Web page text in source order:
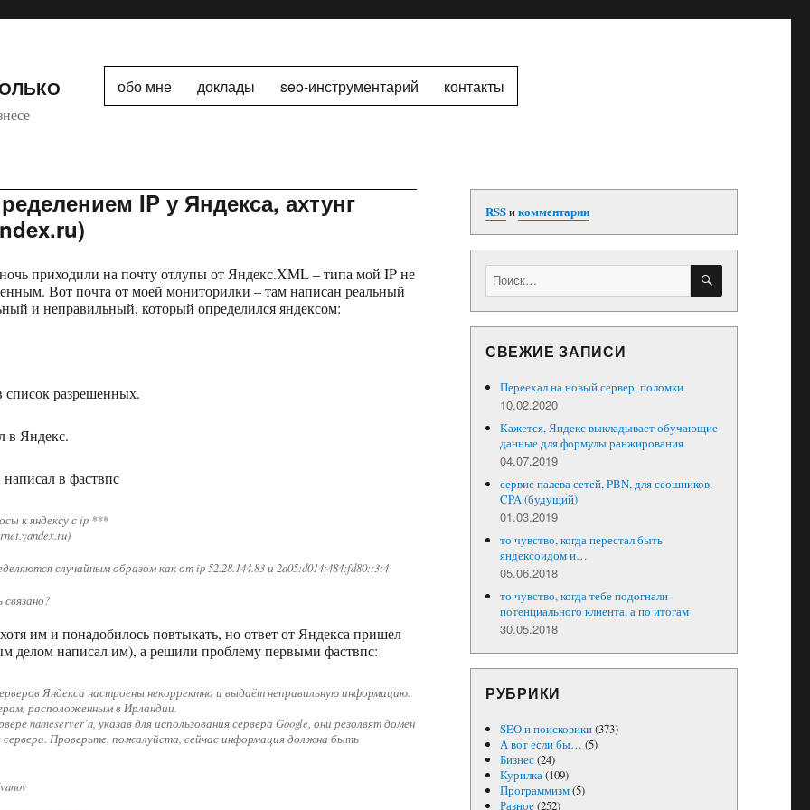
обо мне доклады seo-инструментарий контакты
IP у Яндекса, ахтунг
приходили на почту отлупы от Яндекс.XML – типа мой IP не
Вот почта от моей мониторилки – там написан реальный
и неправильный, который определился яндексом:
список разрешенных.
в Яндекс.
в фаствпс
к яндексу с ip ***
случайным образом как от ip 52.28.144.83 и 2a05:d014:484:fd80::3:4
им и понадобилось повтыкать, но ответ от Яндекса пришел
делом написал им), а решили проблему первыми фаствпс:
Яндекса настроены некорректно и выдаёт неправильную информацию.
расположенным в Ирландии.
nameserver’a, указав для использования сервера Google, они резолвят домен
сервера. Проверьте, пожалуйста, сейчас информация должна быть
RSSикомментарии
Искать: ПОИСК
СВЕЖИЕ ЗАПИСИ
Переехал на новый сервер, поломки
10.02.2020
Кажется, Яндекс выкладывает обучающие
данные для формулы ранжирования
04.07.2019
сервис палева сетей, PBN, для сеошников,
CPA (будущий)
01.03.2019
то чувство, когда перестал быть
яндексоидом и…
05.06.2018
то чувство, когда тебе подогнали
потенциального клиента, а по итогам
30.05.2018
РУБРИКИ
SEO и поисковики(373)
А вот если бы… (5)
Бизнес(24)
Курилка(109)
Программизм(5)
Разное(252)